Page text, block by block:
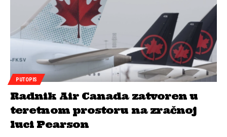
PUTOPIS
Radnik Air Canada zatvoren u
teretnom prostoru na zračnoj
luci Pearson